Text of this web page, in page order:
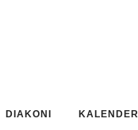
DIAKONI KALENDER